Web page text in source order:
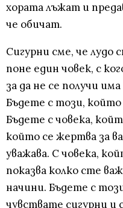
хората лъжат и
че обичат.
Сигурни сме, че лудо
поне един човек, с
за да не се получи
Бъдете с този, който
Бъдете с човека,
който се жертва за
уважава. С човека,
показва колко сте
начини. Бъдете с
чувствате сигурни и